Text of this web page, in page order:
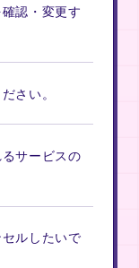
認・変更す
さい。
サービスの
ルしたいで